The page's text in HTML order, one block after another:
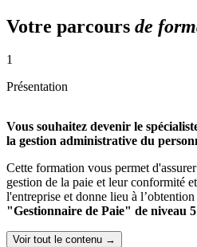
Votre parcours de
1
Présentation
Vous souhaitez devenir le
la gestion administrative du
Cette formation vous permet
gestion de la paie et leur conformité
l'entreprise et donne lieu à
"Gestionnaire de Paie" de niveau
Voir tout le contenu →